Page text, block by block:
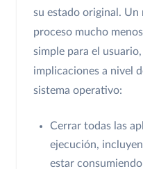
su estado original. Un
proceso mucho
simple para el
implicaciones a nivel
sistema operativo:
Cerrar todas las
ejecución,
estar